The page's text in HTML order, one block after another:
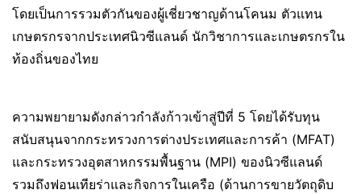
โดยเป็นการรวมตัวกันของผู้เชี่ยวชาญด้านโคนม ตัวแทน
เกษตรกรจากประเทศนิวซีแลนด์ นักวิชาการและเกษตรกรใน
ท้องถิ่นของไทย
ความพยายามดังกล่าวกำลังก้าวเข้าสู่ปีที่ 5 โดยได้รับทุน
สนับสนุนจากกระทรวงการต่างประเทศและการค้า (MFAT)
และกระทรวงอุตสาหกรรมพื้นฐาน (MPI) ของนิวซีแลนด์
รวมถึงฟอนเทียร่าและกิจการในเครือ (ด้านการขายวัตถุดิบ